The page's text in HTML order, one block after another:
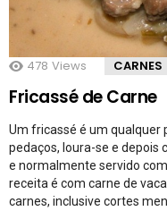
478 Views CARNES
Fricassé de Carne
Um fricassé é um qualquer
pedaços, loura-se e depois
e normalmente servido
receita é com carne de
carnes, inclusive cortes